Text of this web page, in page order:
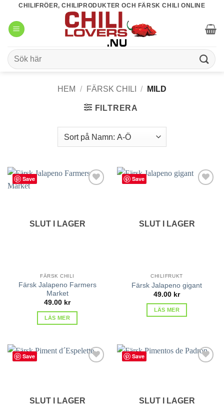
content
CHILIFRÖER, CHILIPRODUKTER OCH FÄRSK CHILI ONLINE
Sök
efter:
HEM / FÄRSK CHILI / MILD
FILTRERA
Save
SLUT I LAGER
FÄRSK CHILI
Färsk Jalapeno Farmers
Market
49.00 kr
LÄS MER
Save
SLUT I LAGER
CHILIFRUKT
Färsk Jalapeno gigant
49.00 kr
LÄS MER
Save
SLUT I LAGER
Save
SLUT I LAGER